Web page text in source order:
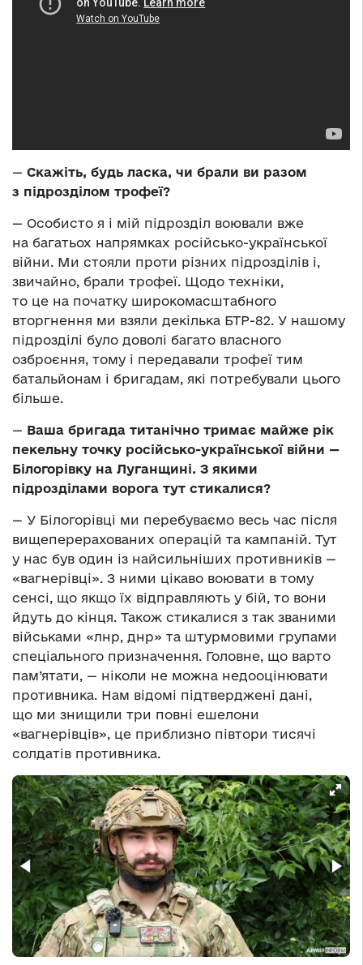
— Скажіть, будь ласка, чи брали ви разом
з підрозділом трофеї?
— Особисто я і мій підрозділ воювали вже
на багатьох напрямках російсько-української
війни. Ми стояли проти різних підрозділів і,
звичайно, брали трофеї. Щодо техніки,
то це на початку широкомасштабного
вторгнення ми взяли декілька БТР-82. У нашому
підрозділі було доволі багато власного
озброєння, тому і передавали трофеї тим
батальйонам і бригадам, які потребували цього
більше.
— Ваша бригада титанічно тримає майже рік
пекельну точку російсько-української війни —
Білогорівку на Луганщині. З якими
підрозділами ворога тут стикалися?
— У Білогорівці ми перебуваємо весь час після
вищеперерахованих операцій та кампаній. Тут
у нас був один із найсильніших противників —
«вагнерівці». З ними цікаво воювати в тому
сенсі, що якщо їх відправляють у бій, то вони
йдуть до кінця. Також стикалися з так званими
військами «лнр, днр» та штурмовими групами
спеціального призначення. Головне, що варто
пам’ятати, — ніколи не можна недооцінювати
противника. Нам відомі підтверджені дані,
що ми знищили три повні ешелони
«вагнерівців», це приблизно півтори тисячі
солдатів противника.